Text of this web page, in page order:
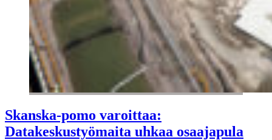
Skanska-pomo varoittaa:
Datakeskustyömaita uhkaa osaajapula